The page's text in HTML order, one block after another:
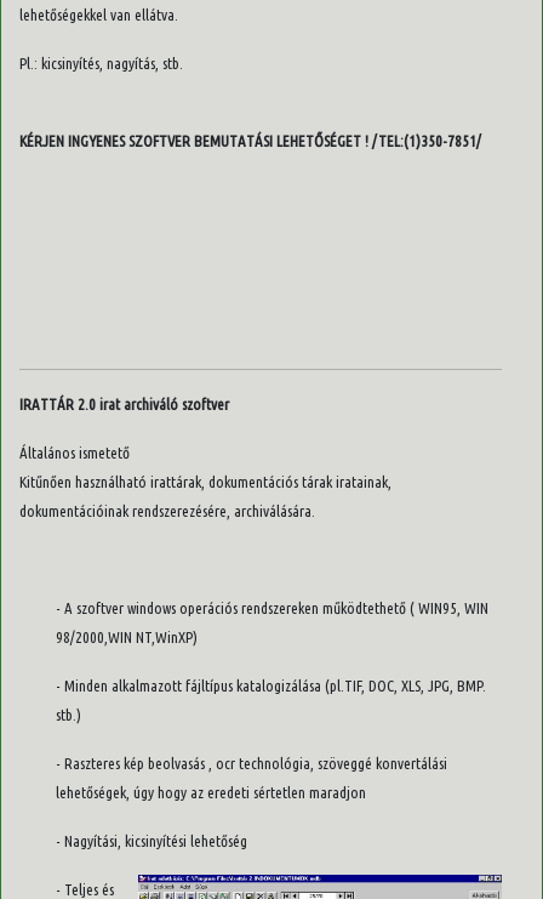
lehetőségekkel van ellátva.
Pl.: kicsinyítés, nagyítás, stb.
KÉRJEN INGYENES SZOFTVER BEMUTATÁSI LEHETŐSÉGET ! /TEL:(1)350-7851/
IRATTÁR 2.0 irat archiváló szoftver
Általános ismetető
Kitűnően használható irattárak, dokumentációs tárak iratainak,
dokumentációinak rendszerezésére, archiválására.
- A szoftver windows operációs rendszereken működtethető ( WIN95, WIN
98/2000,WIN NT,WinXP)
- Minden alkalmazott fájltípus katalogizálása (pl.TIF, DOC, XLS, JPG, BMP.
stb.)
- Raszteres kép beolvasás , ocr technológia, szöveggé konvertálási
lehetőségek, úgy hogy az eredeti sértetlen maradjon
- Nagyítási, kicsinyítési lehetőség
- Teljes és